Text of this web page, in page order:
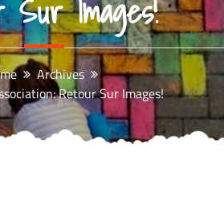
Sur Images!
Archives
Retour Sur Images!